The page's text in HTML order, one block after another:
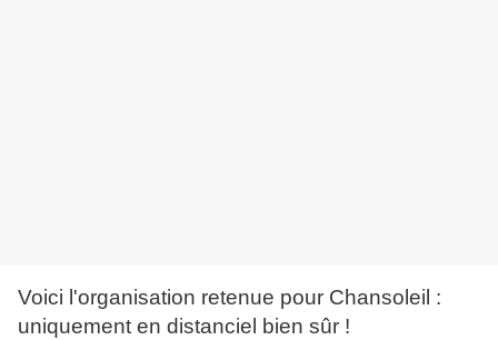
Voici l'organisation retenue pour Chansoleil :
uniquement en distanciel bien sûr !